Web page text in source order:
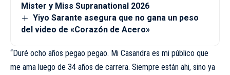
Mister y Miss Supranational 2026
Yiyo Sarante asegura que no gana un peso
del video de «Corazón de Acero»
“Duré ocho años pegao pegao. Mi Casandra es mi público que
me ama luego de 34 años de carrera. Siempre están ahi, sino ya